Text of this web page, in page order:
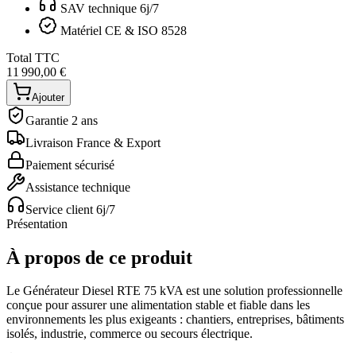
SAV technique 6j/7
Matériel CE & ISO 8528
Total TTC
11 990,00 €
Ajouter
Garantie 2 ans
Livraison France & Export
Paiement sécurisé
Assistance technique
Service client 6j/7
Présentation
À propos de ce produit
Le Générateur Diesel RTE 75 kVA est une solution professionnelle
conçue pour assurer une alimentation stable et fiable dans les
environnements les plus exigeants : chantiers, entreprises, bâtiments
isolés, industrie, commerce ou secours électrique.